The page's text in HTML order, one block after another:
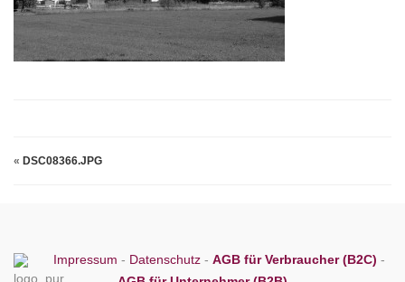
« DSC08366.JPG
Impressum - Datenschutz- AGB für Verbraucher (B2C) -